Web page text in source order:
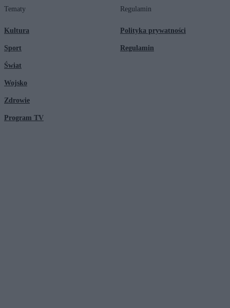
Tematy
Kultura
Sport
Świat
Wojsko
Zdrowie
Program TV
Regulamin
Polityka prywatności
Regulamin